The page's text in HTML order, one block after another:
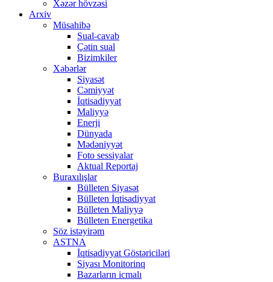
Xəzər hövzəsi
Arxiv
Müsahibə
Sual-cavab
Çətin sual
Bizimkiler
Xəbərlər
Siyasət
Cəmiyyət
İqtisadiyyat
Maliyyə
Enerji
Dünyada
Mədəniyyət
Foto sessiyalar
Aktual Reportaj
Buraxılışlar
Bülleten Siyasət
Bülleten İqtisadiyyat
Bülleten Maliyyə
Bülleten Energetika
Söz istəyirəm
ASTNA
İqtisadiyyat Göstəriciləri
Siyası Monitorinq
Bazarların icmalı